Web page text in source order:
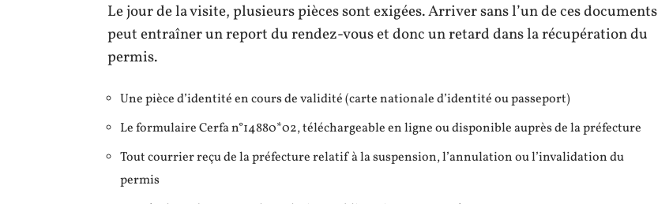
Le jour de la visite, plusieurs pièces sont exigées. Arriver sans l’un de ces documents
peut entraîner un report du rendez-vous et donc un retard dans la récupération du
permis.
Une pièce d’identité en cours de validité (carte nationale d’identité ou passeport)
Le formulaire Cerfa n°14880*02, téléchargeable en ligne ou disponible auprès de la préfecture
Tout courrier reçu de la préfecture relatif à la suspension, l’annulation ou l’invalidation du
permis